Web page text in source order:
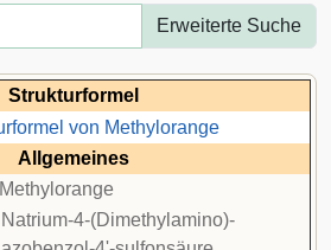
Erweiterte Suche
Strukturformel
Allgemeines
Methylorange
Natrium-4-(Dimethylamino)-